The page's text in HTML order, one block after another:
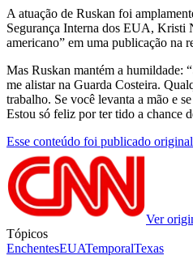
A atuação de Ruskan foi
Segurança Interna dos EUA, Kristi
americano” em uma publicação na
Mas Ruskan mantém a humildade:
me alistar na Guarda Costeira.
trabalho. Se você levanta a mão e
Estou só feliz por ter tido a chance
Esse conteúdo foi publicado
Ver
Tópicos
EnchentesEUATemporalTexas